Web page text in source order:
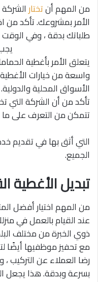
من المهم أنتختار
الأمر بمشروعك. تأكد من
طلباتك بدقة ، وفي
يجب أن يكونوا
يتعلق الأمر بأغطية
واسعة من خيارات
الأسواق
تأكد من أن الشركة التي
تتمكن من التعرف على
هذه هي
التي أثق بها في تقديم
الجميع.
تبديل الأغطية
من المهم اختيار أفضل
عند القيام بالعمل في
ذوي الخبرة من مختلف
مع تحفيز موظفيها أيضًا
رضا العملاء عن التركيب
بسرعة وبدقة. هذا يجعل